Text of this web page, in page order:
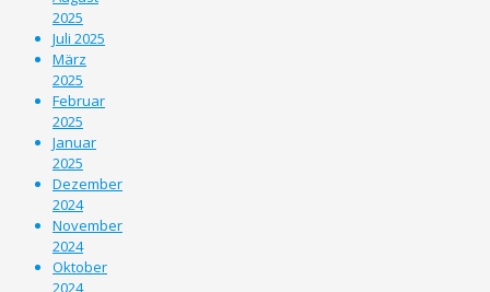
2025
Juli 2025
März
2025
Februar
2025
Januar
2025
Dezember
2024
November
2024
Oktober
2024